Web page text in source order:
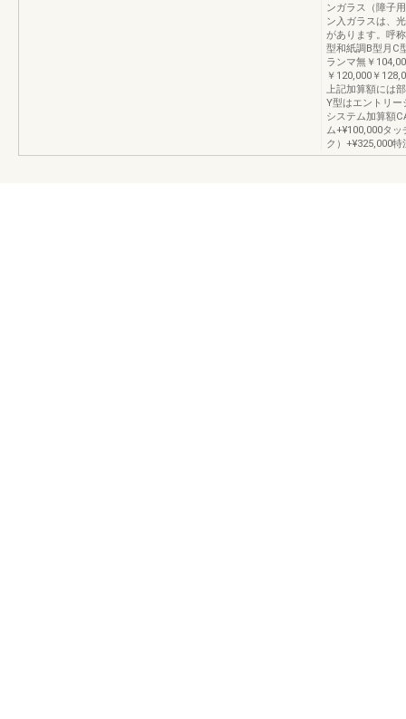
ンガラス（障子
ン入ガラスは、
があります。呼
型和紙調B型月C
ランマ無￥
￥120,000￥
上記加算額には
Y型はエントリー
システム加算額
ム+¥100,000タ
ク）+¥325,000